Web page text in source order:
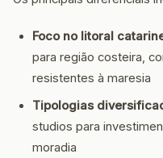
Foco no litoral
para região costeira,
resistentes à maresia
Tipologias
studios para
moradia